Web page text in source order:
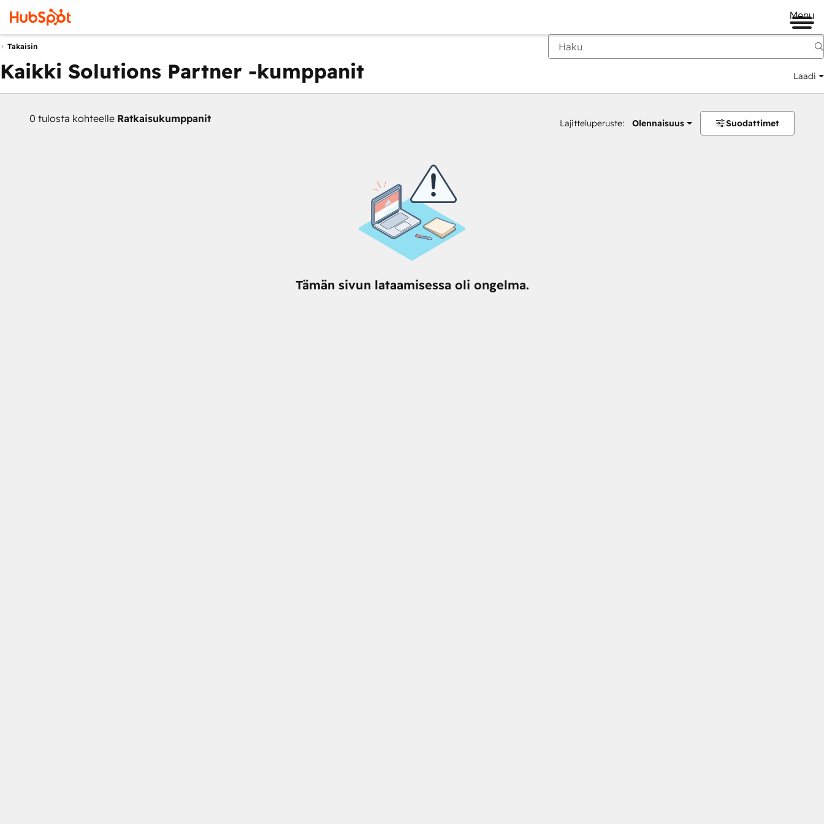
Menu
Takaisin
Kaikki Solutions Partner -kumppanit Laadi
0 tulosta kohteelle Ratkaisukumppanit Lajitteluperuste: Olennaisuus Suodattimet
Tämän sivun lataamisessa oli ongelma.